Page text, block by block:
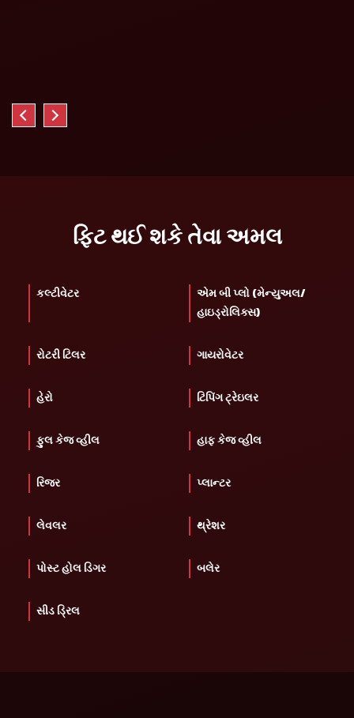
ફિટ થઈ શકે તેવા અમલ
કલ્ટીવેટર
એમ બી પ્લો (મેન્યુઅલ/
હાઇડ્રોલિક્સ)
રોટરી ટિલર ગાયરોવેટર
હેરો ટિપિંગ ટ્રેઇલર
ફુલ કેજ વ્હીલ હાફ કેજ વ્હીલ
રિજર પ્લાન્ટર
લેવલર થ્રેશર
પોસ્ટ હોલ ડિગર બલેર
સીડ ડ્રિલ